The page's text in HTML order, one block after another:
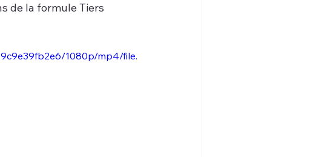
de la formule Tiers
1080p/mp4/file.